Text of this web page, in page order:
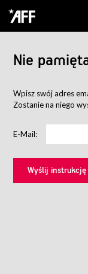
Nie
Wpisz swój adres
Zostanie na niego
E-Mail: